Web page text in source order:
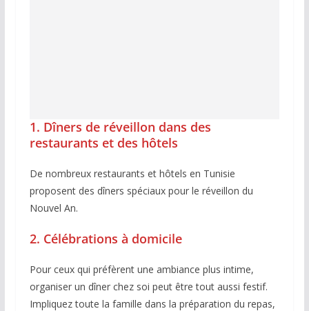
1. Dîners de réveillon dans des
restaurants et des hôtels
De nombreux restaurants et hôtels en Tunisie
proposent des dîners spéciaux pour le réveillon du
Nouvel An.
2. Célébrations à domicile
Pour ceux qui préfèrent une ambiance plus intime,
organiser un dîner chez soi peut être tout aussi festif.
Impliquez toute la famille dans la préparation du repas,